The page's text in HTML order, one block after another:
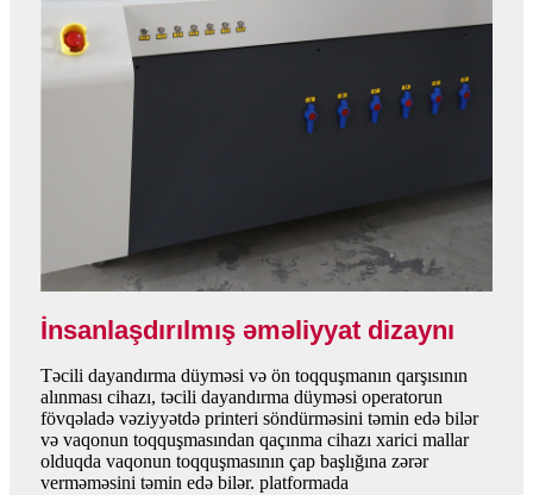
İnsanlaşdırılmış əməliyyat dizaynı
Təcili dayandırma düyməsi və ön toqquşmanın qarşısının
alınması cihazı, təcili dayandırma düyməsi operatorun
fövqəladə vəziyyətdə printeri söndürməsini təmin edə bilər
və vaqonun toqquşmasından qaçınma cihazı xarici mallar
olduqda vaqonun toqquşmasının çap başlığına zərər
verməməsini təmin edə bilər. platformada